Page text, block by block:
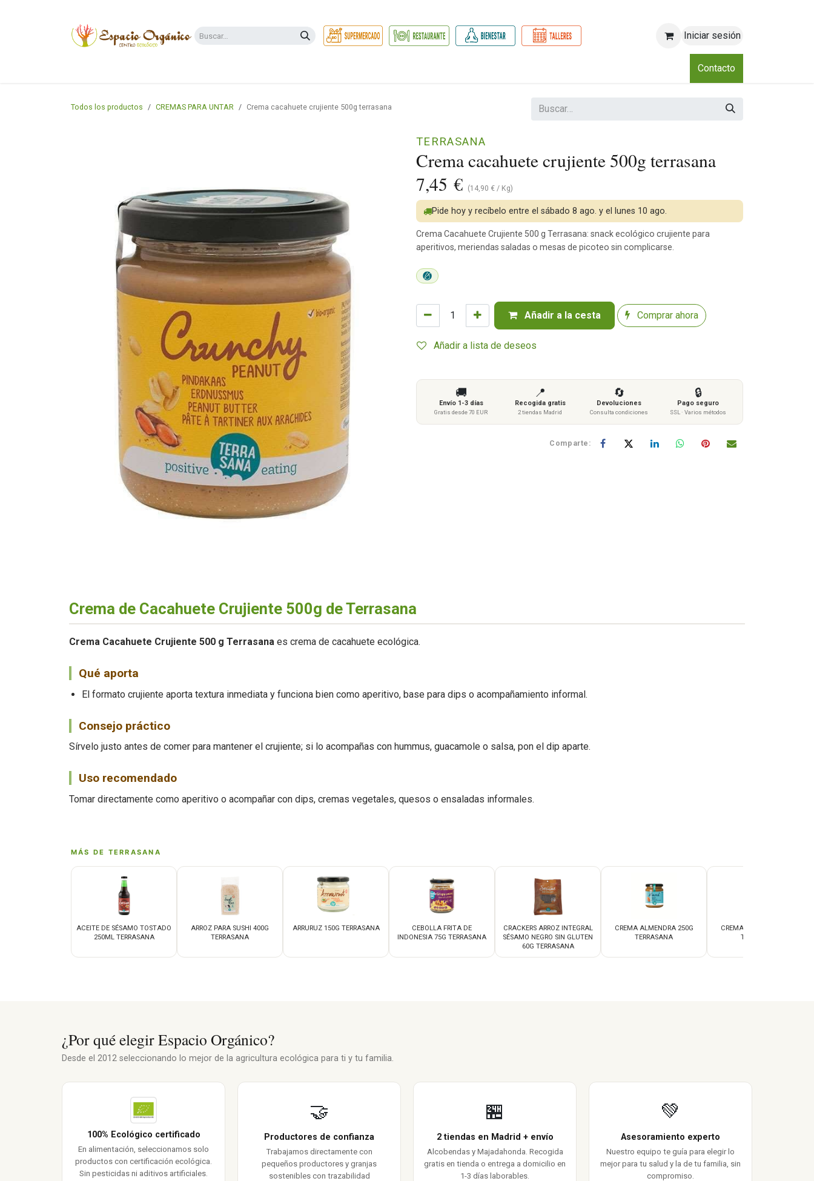
Iniciar sesión
Club
Contacto
Todos los productos CREMAS PARA UNTAR Crema cacahuete crujiente 500g terrasana
Crema cacahuete crujiente 500g terrasana
TERRASANA
7,45 € (14,90 € / Kg)
Añadir a la cesta Comprar ahora
Añadir a lista de deseos
Pide hoy y recíbelo entre el sábado 8 ago. y el lunes 10 ago.
Crema Cacahuete Crujiente 500 g Terrasana: snack ecológico crujiente para
aperitivos, meriendas saladas o mesas de picoteo sin complicarse.
🚚
Envío 1-3 días
Gratis desde 70 EUR
📍
Recogida gratis
2 tiendas Madrid
🔄
Devoluciones
Consulta condiciones
🔒
Pago seguro
SSL · Varios métodos
Comparte:
Crema de Cacahuete Crujiente 500g de Terrasana
Crema Cacahuete Crujiente 500 g Terrasana es crema de cacahuete ecológica.
Qué aporta
El formato crujiente aporta textura inmediata y funciona bien como aperitivo, base para dips o acompañamiento informal.
Consejo práctico
Sírvelo justo antes de comer para mantener el crujiente; si lo acompañas con hummus, guacamole o salsa, pon el dip aparte.
Uso recomendado
Tomar directamente como aperitivo o acompañar con dips, cremas vegetales, quesos o ensaladas informales.
MÁS DE TERRASANA
ACEITE DE SÉSAMO TOSTADO
250ML TERRASANA
ARROZ PARA SUSHI 400G
TERRASANA
ARRURUZ 150G TERRASANA
CEBOLLA FRITA DE
INDONESIA 75G TERRASANA
CRACKERS ARROZ INTEGRAL
SÉSAMO NEGRO SIN GLUTEN
60G TERRASANA
CREMA ALMENDRA 250G
TERRASANA
CREMA ALMENDRA 500G
TERRASANA
¿Por qué elegir Espacio Orgánico?
Desde el 2012 seleccionando lo mejor de la agricultura ecológica para ti y tu familia.
100% Ecológico certificado
En alimentación, seleccionamos solo
productos con certificación ecológica.
Sin pesticidas ni aditivos artificiales.
🤝
Productores de confianza
Trabajamos directamente con
pequeños productores y granjas
sostenibles con trazabilidad
🏪
2 tiendas en Madrid + envío
Alcobendas y Majadahonda. Recogida
gratis en tienda o entrega a domicilio en
1-3 días laborables.
💚
Asesoramiento experto
Nuestro equipo te guía para elegir lo
mejor para tu salud y la de tu familia, sin
compromiso.